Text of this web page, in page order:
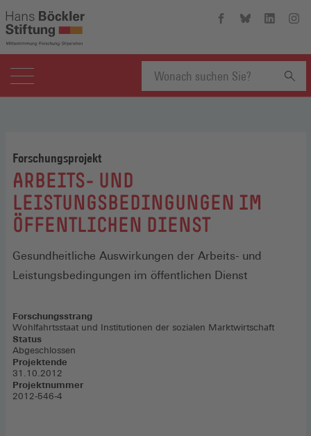
Hans-
Facebook
(Öffnet
Hans-
Bluesky
(Öffnet
Hans-
Linkedin
(Öffnet
Suchbegriff
Forschungsprojekt
:
ARBEITS- UND
LEISTUNGSBEDINGUNGEN IM
ÖFFENTLICHEN DIENST
Gesundheitliche Auswirkungen der Arbeits- und
Leistungsbedingungen im öffentlichen Dienst
Forschungsstrang
Wohlfahrtsstaat und Institutionen der sozialen Marktwirtschaft
Status
Abgeschlossen
Projektende
31.10.2012
Projektnummer
2012-546-4